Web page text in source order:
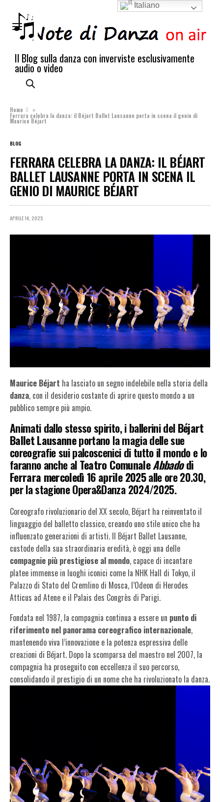
Il Blog sulla danza con inverviste esclusivamente
audio o video
Home »
Ferrara celebra la danza: il Béjart Ballet Lausanne porta in scena il genio di
Maurice Béjart
BLOG
FERRARA CELEBRA LA DANZA: IL BÉJART
BALLET LAUSANNE PORTA IN SCENA IL
GENIO DI MAURICE BÉJART
APRILE 14, 2025
Maurice Béjart ha lasciato un segno indelebile nella storia della
danza, con il desiderio costante di aprire questo mondo a un
pubblico sempre più ampio.
Animati dallo stesso spirito, i ballerini delBéjart
Ballet Lausanneportano la magia delle sue
coreografie sui palcoscenici di tutto il mondo e lo
faranno anche alTeatro ComunaleAbbadodi
Ferrara mercoledì 16 aprile 2025alle ore 20.30,
per la stagione Opera&Danza 2024/2025.
Coreografo rivoluzionario del XX secolo, Béjart ha reinventato il
linguaggio del balletto classico, creando uno stile unico che ha
influenzato generazioni di artisti. Il Béjart Ballet Lausanne,
custode della sua straordinaria eredità, è oggi una delle
compagnie più prestigiose al mondo, capace di incantare
platee immense in luoghi iconici come la NHK Hall di Tokyo, il
Palazzo di Stato del Cremlino di Mosca, l’Odeon di Herodes
Atticus ad Atene e il Palais des Congrès di Parigi.
Fondata nel 1987, la compagnia continua a essere un punto di
riferimento nel panorama coreografico internazionale,
mantenendo viva l’innovazione e la potenza espressiva delle
creazioni di Béjart. Dopo la scomparsa del maestro nel 2007, la
compagnia ha proseguito con eccellenza il suo percorso,
consolidando il prestigio di un nome che ha rivoluzionato la danza.
Italiano